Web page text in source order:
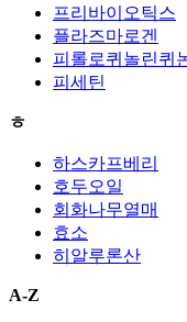
프리바이오틱스
플라즈마로겐
피롤로퀴놀린퀴
피세틴
ㅎ
하스카프베리
호두오일
회화나무열매
효소
히알루론산
A-Z